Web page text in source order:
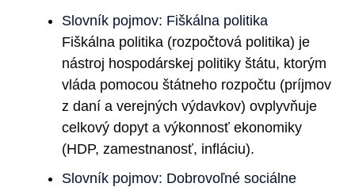
Slovník pojmov: Fiškálna politika
Fiškálna politika (rozpočtová politika) je
nástroj hospodárskej politiky štátu, ktorým
vláda pomocou štátneho rozpočtu (príjmov
z daní a verejných výdavkov) ovplyvňuje
celkový dopyt a výkonnosť ekonomiky
(HDP, zamestnanosť, infláciu).
Slovník pojmov: Dobrovoľné sociálne